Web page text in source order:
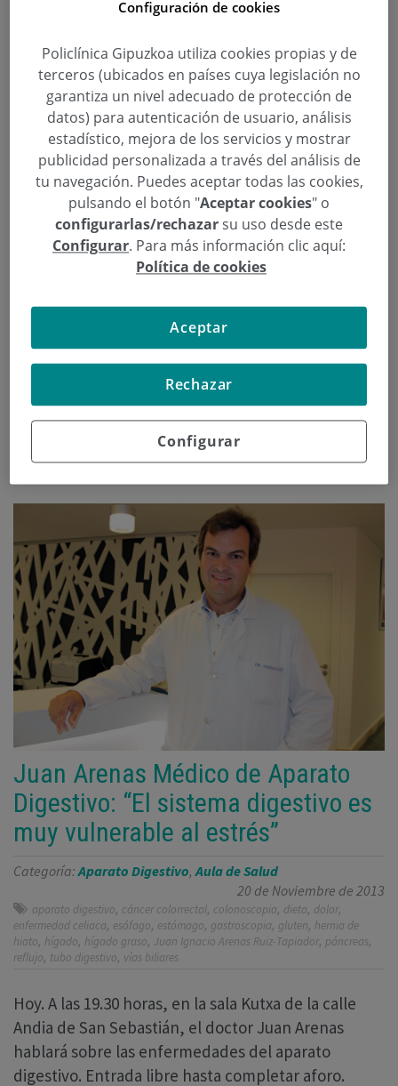
Categoría:Aparato Digestivo
9 de Diciembre de 2025
aparato digestivo hígado graso Juan Arenas Ruiz-Tapiador ,Síndrome
metabólico
El síndrome metabólico puede derivar en hígado
graso y problemas cardiovasculares si no se
detecta a tiempo. El Dr. Juan Arenas, jefe del
Servicio de Aparato Digestivo de Policlínica
Gipuzkoa, destaca la importancia de adoptar
Juan Arenas Médico de Aparato
Digestivo: “El sistema digestivo es
muy vulnerable al estrés”
Categoría: Aparato Digestivo, Aula de Salud
20 de Noviembre de 2013
aparato digestivo, cáncer colorrectal, colonoscopia, dieta, dolor,
enfermedad celiaca, esófago, estómago, gastroscopia, gluten, hernia de
hiato, hígado, hígado graso, Juan Ignacio Arenas Ruiz-Tapiador, páncreas,
reflujo, tubo digestivo, vías biliares
Hoy. A las 19.30 horas, en la sala Kutxa de la calle
Andia de San Sebastián, el doctor Juan Arenas
hablará sobre las enfermedades del aparato
digestivo. Entrada libre hasta completar aforo.
Configuración de cookies
Policlínica Gipuzkoa utiliza cookies propias y de
terceros (ubicados en países cuya legislación no
garantiza un nivel adecuado de protección de
datos) para autenticación de usuario, análisis
estadístico, mejora de los servicios y mostrar
publicidad personalizada a través del análisis de
tu navegación. Puedes aceptar todas las cookies,
pulsando el botón "Aceptar cookies" o
configurarlas/rechazarsu uso desde este
Configurar. Para más información clic aquí:
Política de cookies
Configurar
Rechazar
Aceptar